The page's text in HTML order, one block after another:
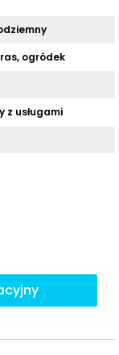
ogródek
z usługami